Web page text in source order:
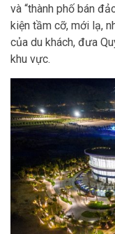
và “thành phố bán
kiện tầm cỡ, mới lạ,
của du khách, đưa
khu vực.